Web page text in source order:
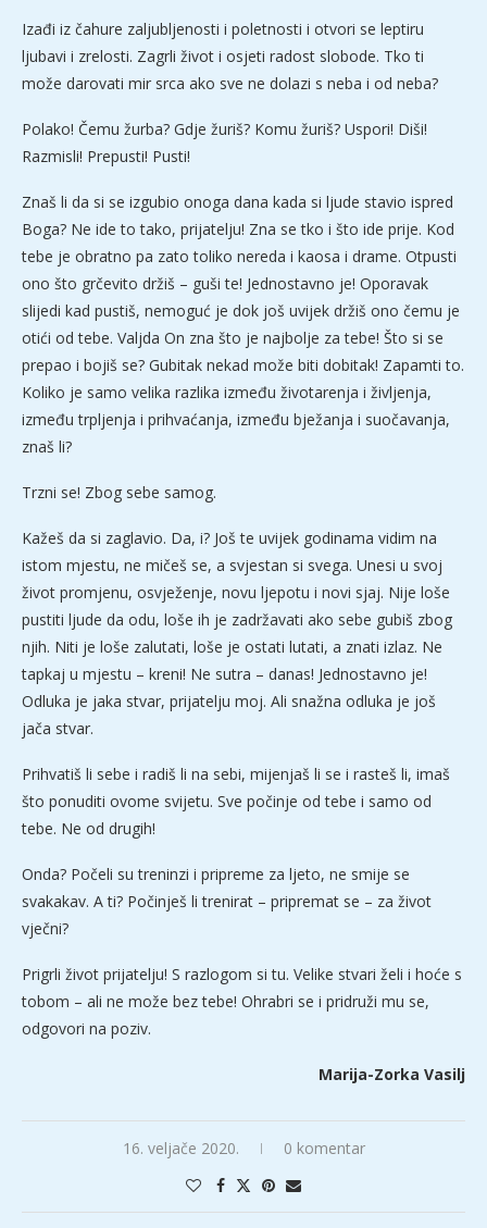
Izađi iz čahure zaljubljenosti i poletnosti i otvori se leptiru
ljubavi i zrelosti. Zagrli život i osjeti radost slobode. Tko ti
može darovati mir srca ako sve ne dolazi s neba i od neba?
Polako! Čemu žurba? Gdje žuriš? Komu žuriš? Uspori! Diši!
Razmisli! Prepusti! Pusti!
Znaš li da si se izgubio onoga dana kada si ljude stavio ispred
Boga? Ne ide to tako, prijatelju! Zna se tko i što ide prije. Kod
tebe je obratno pa zato toliko nereda i kaosa i drame. Otpusti
ono što grčevito držiš – guši te! Jednostavno je! Oporavak
slijedi kad pustiš, nemoguć je dok još uvijek držiš ono čemu je
otići od tebe. Valjda On zna što je najbolje za tebe! Što si se
prepao i bojiš se? Gubitak nekad može biti dobitak! Zapamti to.
Koliko je samo velika razlika između životarenja i življenja,
između trpljenja i prihvaćanja, između bježanja i suočavanja,
znaš li?
Trzni se! Zbog sebe samog.
Kažeš da si zaglavio. Da, i? Još te uvijek godinama vidim na
istom mjestu, ne mičeš se, a svjestan si svega. Unesi u svoj
život promjenu, osvježenje, novu ljepotu i novi sjaj. Nije loše
pustiti ljude da odu, loše ih je zadržavati ako sebe gubiš zbog
njih. Niti je loše zalutati, loše je ostati lutati, a znati izlaz. Ne
tapkaj u mjestu – kreni! Ne sutra – danas! Jednostavno je!
Odluka je jaka stvar, prijatelju moj. Ali snažna odluka je još
jača stvar.
Prihvatiš li sebe i radiš li na sebi, mijenjaš li se i rasteš li, imaš
što ponuditi ovome svijetu. Sve počinje od tebe i samo od
tebe. Ne od drugih!
Onda? Počeli su treninzi i pripreme za ljeto, ne smije se
svakakav. A ti? Počinješ li trenirat – pripremat se – za život
vječni?
Prigrli život prijatelju! S razlogom si tu. Velike stvari želi i hoće s
tobom – ali ne može bez tebe! Ohrabri se i pridruži mu se,
odgovori na poziv.
Marija-Zorka Vasilj
16. veljače 2020. 0 komentar